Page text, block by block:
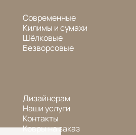
Современные
Килимы и сумахи
Шёлковые
Безворсовые
Дизайнерам
Наши услуги
Контакты
Ковры на заказ